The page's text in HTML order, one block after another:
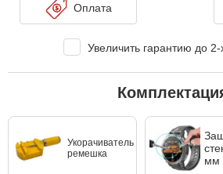
Оплата
Увеличить гарантию до 2-
Укорачиватель
ремешка
мм